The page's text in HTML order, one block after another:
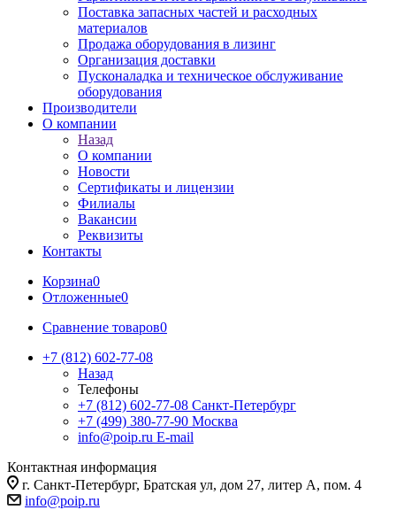
Поставка запасных частей и расходных
материалов
Продажа оборудования в лизинг
Организация доставки
Пусконаладка и техническое обслуживание
оборудования
Производители
О компании
Назад
О компании
Новости
Сертификаты и лицензии
Филиалы
Вакансии
Реквизиты
Контакты
Корзина0
Отложенные0
Сравнение товаров0
+7 (812) 602-77-08
Назад
Телефоны
+7 (812) 602-77-08 Санкт-Петербург
+7 (499) 380-77-90 Москва
info@poip.ru E-mail
Контактная информация
г. Санкт-Петербург, Братская ул, дом 27, литер А, пом. 4
info@poip.ru